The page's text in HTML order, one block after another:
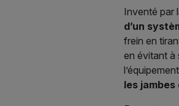
Inventé par
d’un
frein en
en évitant à
l’équipement,
les